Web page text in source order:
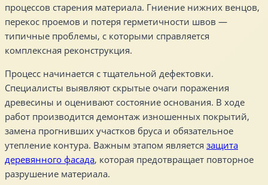
процессов старения материала. Гниение нижних венцов,
перекос проемов и потеря герметичности швов —
типичные проблемы, с которыми справляется
комплексная реконструкция.
Процесс начинается с тщательной дефектовки.
Специалисты выявляют скрытые очаги поражения
древесины и оценивают состояние основания. В ходе
работ производится демонтаж изношенных покрытий,
замена прогнивших участков бруса и обязательное
утепление контура. Важным этапом является защита
деревянного фасада, которая предотвращает повторное
разрушение материала.